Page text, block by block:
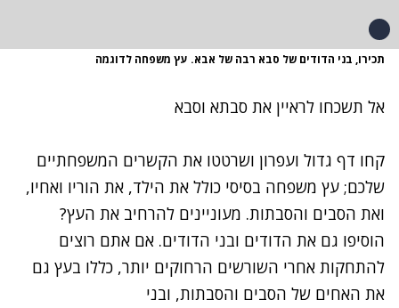
תכירו, בני הדודים של סבא רבה של אבא. עץ משפחה לדוגמה
אל תשכחו לראיין את סבתא וסבא
קחו דף גדול ועפרון ושרטטו את הקשרים המשפחתיים
שלכם; עץ משפחה בסיסי כולל את הילד, את הוריו ואחיו,
ואת הסבים והסבתות. מעוניינים להרחיב את העץ?
הוסיפו גם את הדודים ובני הדודים. אם אתם רוצים
להתחקות אחרי השורשים הרחוקים יותר, כללו בעץ גם
את האחים של הסבים והסבתות, ובני